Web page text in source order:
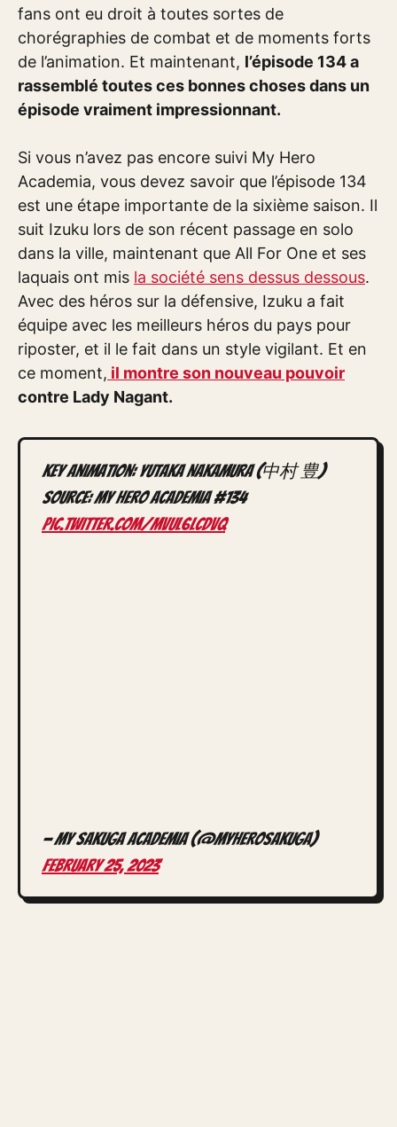
fans ont eu droit à toutes sortes de
chorégraphies de combat et de moments forts
de l’animation. Et maintenant, l’épisode 134 a
rassemblé toutes ces bonnes choses dans un
épisode vraiment impressionnant.
Si vous n’avez pas encore suivi My Hero
Academia, vous devez savoir que l’épisode 134
est une étape importante de la sixième saison. Il
suit Izuku lors de son récent passage en solo
dans la ville, maintenant que All For One et ses
laquais ont mis la société sens dessus dessous.
Avec des héros sur la défensive, Izuku a fait
équipe avec les meilleurs héros du pays pour
riposter, et il le fait dans un style vigilant. Et en
ce moment, il montre son nouveau pouvoir
contre Lady Nagant.
Key Animation: Yutaka Nakamura (中村 豊)
Source: My Hero Academia #134
pic.twitter.com/MVUl6lcdVq
— My Sakuga Academia (@MyHeroSakuga)
February 25, 2023